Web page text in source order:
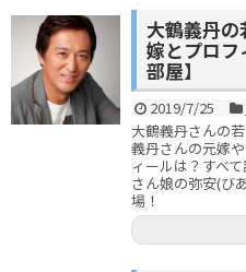
大鶴義丹
嫁とプロフ
部屋】
2019/7/25
大鶴義丹さんの
義丹さんの元嫁
ィールは？すべ
さん娘の弥安(び
場！